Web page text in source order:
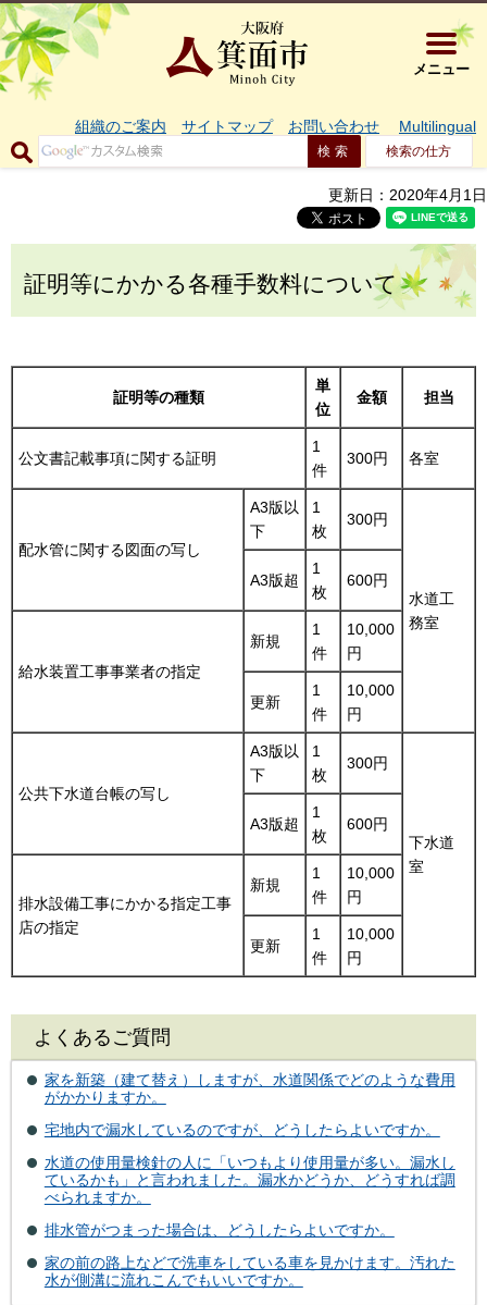
大阪府箕
メニュー
組織のご案内 サイトマップ お問い合わせ Multilingual
検索の仕方
更新日：2020年4月1日
証明等にかかる各種手数料について
証明等の種類
単
位
金額 担当
公文書記載事項に関する証明
1
件
300円 各室
配水管に関する図面の写し
A3版以
下
1
枚
300円
水道工
務室
A3版超
1
枚
600円
給水装置工事事業者の指定
新規
1
件
10,000
円
更新
1
件
10,000
円
公共下水道台帳の写し
A3版以
下
1
枚
300円
下水道
室
A3版超
1
枚
600円
排水設備工事にかかる指定工事
店の指定
新規
1
件
10,000
円
更新
1
件
10,000
円
よくあるご質問
家を新築（建て替え）しますが、水道関係でどのような費用
がかかりますか。
宅地内で漏水しているのですが、どうしたらよいですか。
水道の使用量検針の人に「いつもより使用量が多い。漏水し
ているかも」と言われました。漏水かどうか、どうすれば調
べられますか。
排水管がつまった場合は、どうしたらよいですか。
家の前の路上などで洗車をしている車を見かけます。汚れた
水が側溝に流れこんでもいいですか。